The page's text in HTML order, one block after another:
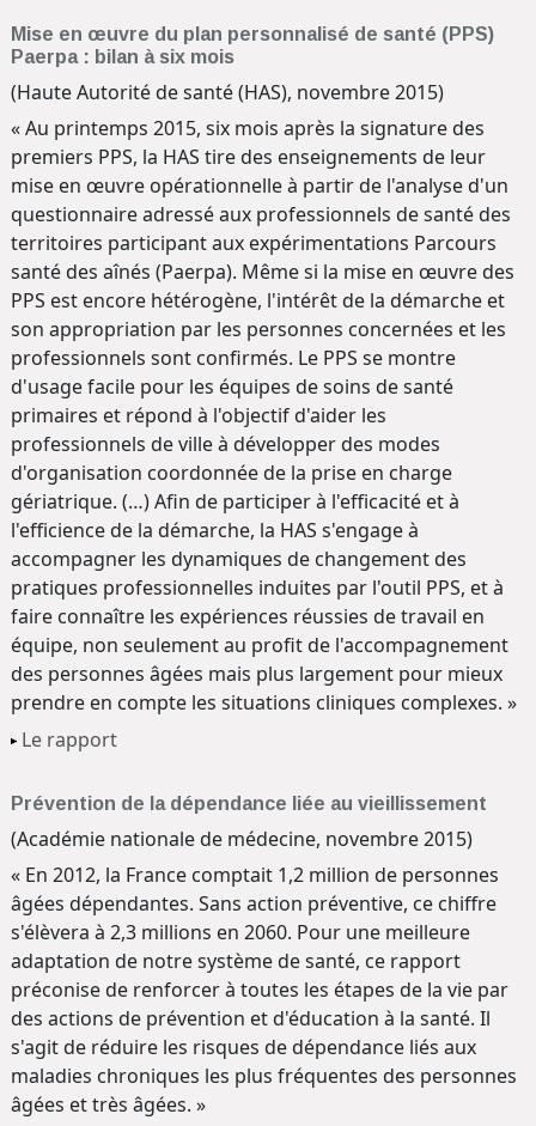
Mise en œuvre du plan personnalisé de santé (PPS)
Paerpa : bilan à six mois
(Haute Autorité de santé (HAS), novembre 2015)
« Au printemps 2015, six mois après la signature des
premiers PPS, la HAS tire des enseignements de leur
mise en œuvre opérationnelle à partir de l'analyse d'un
questionnaire adressé aux professionnels de santé des
territoires participant aux expérimentations Parcours
santé des aînés (Paerpa). Même si la mise en œuvre des
PPS est encore hétérogène, l'intérêt de la démarche et
son appropriation par les personnes concernées et les
professionnels sont confirmés. Le PPS se montre
d'usage facile pour les équipes de soins de santé
primaires et répond à l'objectif d'aider les
professionnels de ville à développer des modes
d'organisation coordonnée de la prise en charge
gériatrique. (…) Afin de participer à l'efficacité et à
l'efficience de la démarche, la HAS s'engage à
accompagner les dynamiques de changement des
pratiques professionnelles induites par l'outil PPS, et à
faire connaître les expériences réussies de travail en
équipe, non seulement au profit de l'accompagnement
des personnes âgées mais plus largement pour mieux
prendre en compte les situations cliniques complexes. »
Le rapport
Prévention de la dépendance liée au vieillissement
(Académie nationale de médecine, novembre 2015)
« En 2012, la France comptait 1,2 million de personnes
âgées dépendantes. Sans action préventive, ce chiffre
s'élèvera à 2,3 millions en 2060. Pour une meilleure
adaptation de notre système de santé, ce rapport
préconise de renforcer à toutes les étapes de la vie par
des actions de prévention et d'éducation à la santé. Il
s'agit de réduire les risques de dépendance liés aux
maladies chroniques les plus fréquentes des personnes
âgées et très âgées. »